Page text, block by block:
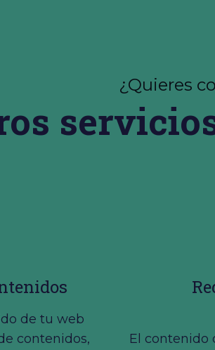
¿Quieres
de tu web
contenidos,
El contenido